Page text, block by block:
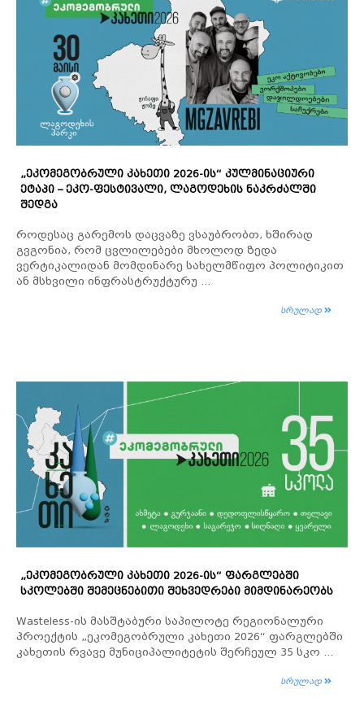
„ᲔᲙᲝᲛᲔᲒᲝᲑᲠᲣᲚᲘ ᲙᲐᲮᲔᲗᲘ 2026-ᲘᲡ“ ᲙᲣᲚᲛᲘᲜᲐᲪᲘᲣᲠᲘ
ᲔᲢᲐᲞᲘ – ᲔᲙᲝ-ᲤᲔᲡᲢᲘᲕᲐᲚᲘ, ᲚᲐᲒᲝᲓᲔᲮᲘᲡ ᲜᲐᲙᲠᲫᲐᲚᲨᲘ
ᲨᲔᲓᲒᲐ
როდესაც გარემოს დაცვაზე ვსაუბრობთ, ხშირად
გვგონია, რომ ცვლილებები მხოლოდ ზედა
ვერტიკალიდან მომდინარე სახელმწიფო პოლიტიკით
ან მსხვილი ინფრასტრუქტურუ ...
სრულად
„ᲔᲙᲝᲛᲔᲒᲝᲑᲠᲣᲚᲘ ᲙᲐᲮᲔᲗᲘ 2026-ᲘᲡ“ ᲤᲐᲠᲒᲚᲔᲑᲨᲘ
ᲡᲙᲝᲚᲔᲑᲨᲘ ᲨᲔᲛᲔᲪᲜᲔᲑᲘᲗᲘ ᲨᲔᲮᲕᲔᲓᲠᲔᲑᲘ ᲛᲘᲛᲓᲘᲜᲐᲠᲔᲝᲑᲡ
Wasteless-ის მასშტაბური საპილოტე რეგიონალური
პროექტის „ეკომეგობრული კახეთი 2026“ ფარგლებში
კახეთის რვავე მუნიციპალიტეტის შერჩეულ 35 სკო ...
სრულად